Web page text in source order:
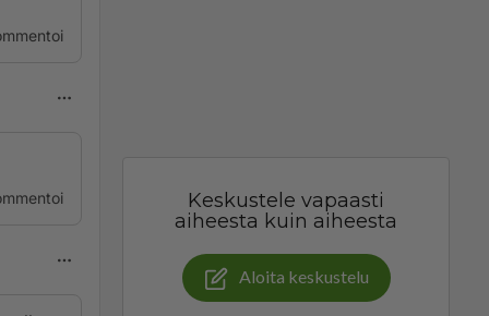
Keskustele vapaasti
aiheesta kuin aiheesta
Aloita keskustelu